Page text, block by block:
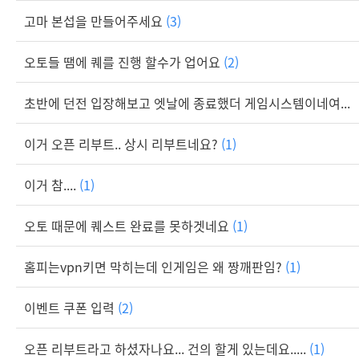
고마 본섭을 만들어주세요 (3)
오토들 땜에 퀘를 진행 할수가 업어요 (2)
초반에 던전 입장해보고 엣날에 종료했더 게임시스템이네여...
이거 오픈 리부트.. 상시 리부트네요? (1)
이거 참.... (1)
오토 때문에 퀘스트 완료를 못하겟네요 (1)
홈피는vpn키면 막히는데 인게임은 왜 짱깨판임? (1)
이벤트 쿠폰 입력 (2)
오픈 리부트라고 하셨자나요... 건의 할게 있는데요..... (1)